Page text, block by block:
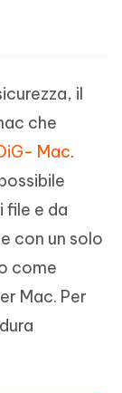
il
che
Mac.
file e da
con un solo
come
Mac. Per